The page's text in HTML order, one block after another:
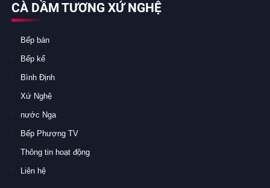
CÀ DẦM TƯƠNG XỨ NGHỆ
Bếp bán
Bếp kể
Bình Định
Xứ Nghệ
nước Nga
Bếp Phượng TV
Thông tin hoạt động
Liên hệ